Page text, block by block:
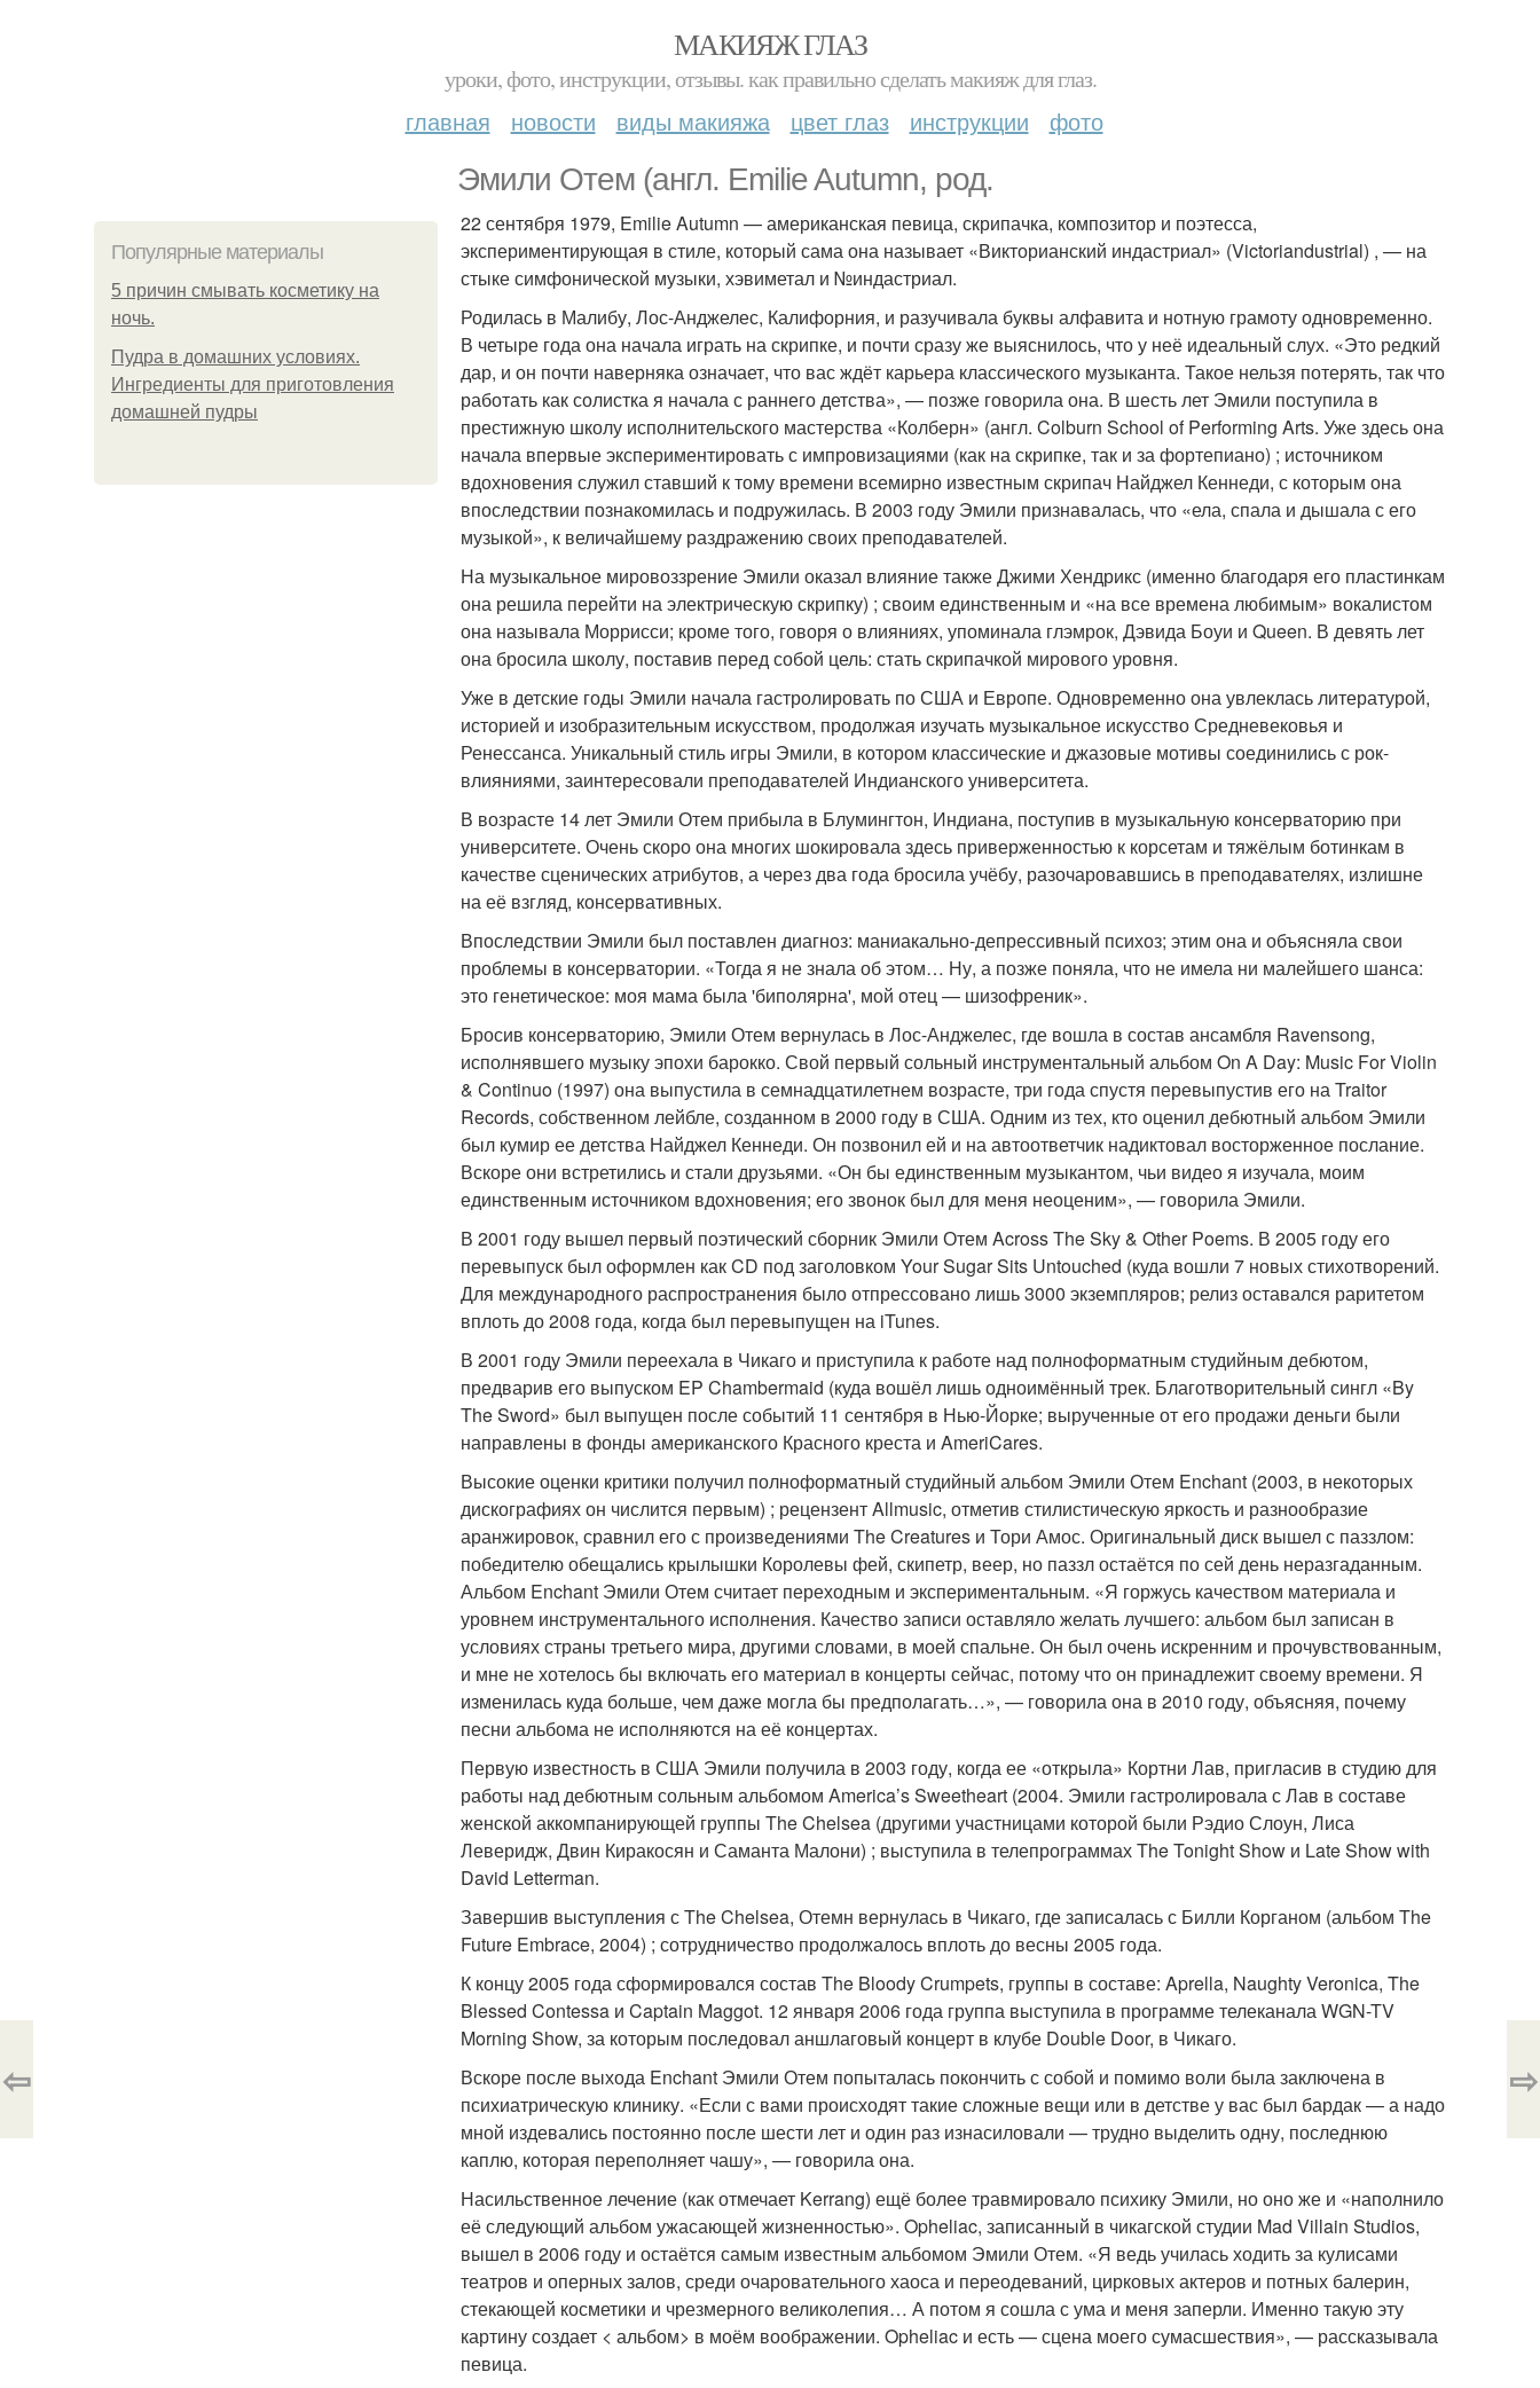
МАКИЯЖ ГЛАЗ
уроки, фото, инструкции, отзывы. как правильно сделать макияж для глаз.
главная новости виды макияжа цвет глаз инструкции фото
Эмили Отем (англ. Emilie Autumn, род.
Популярные материалы
5 причин смывать косметику на
ночь.
Пудра в домашних условиях.
Ингредиенты для приготовления
домашней пудры
22 сентября 1979, Emilie Autumn — американская певица, скрипачка, композитор и поэтесса,
экспериментирующая в стиле, который сама она называет «Викторианский индастриал» (Victoriandustrial) , — на
стыке симфонической музыки, хэвиметал и №индастриал.
Родилась в Малибу, Лос-Анджелес, Калифорния, и разучивала буквы алфавита и нотную грамоту одновременно.
В четыре года она начала играть на скрипке, и почти сразу же выяснилось, что у неё идеальный слух. «Это редкий
дар, и он почти наверняка означает, что вас ждёт карьера классического музыканта. Такое нельзя потерять, так что
работать как солистка я начала с раннего детства», — позже говорила она. В шесть лет Эмили поступила в
престижную школу исполнительского мастерства «Колберн» (англ. Colburn School of Performing Arts. Уже здесь она
начала впервые экспериментировать с импровизациями (как на скрипке, так и за фортепиано) ; источником
вдохновения служил ставший к тому времени всемирно известным скрипач Найджел Кеннеди, с которым она
впоследствии познакомилась и подружилась. В 2003 году Эмили признавалась, что «ела, спала и дышала с его
музыкой», к величайшему раздражению своих преподавателей.
На музыкальное мировоззрение Эмили оказал влияние также Джими Хендрикс (именно благодаря его пластинкам
она решила перейти на электрическую скрипку) ; своим единственным и «на все времена любимым» вокалистом
она называла Моррисси; кроме того, говоря о влияниях, упоминала глэмрок, Дэвида Боуи и Queen. В девять лет
она бросила школу, поставив перед собой цель: стать скрипачкой мирового уровня.
Уже в детские годы Эмили начала гастролировать по США и Европе. Одновременно она увлеклась литературой,
историей и изобразительным искусством, продолжая изучать музыкальное искусство Средневековья и
Ренессанса. Уникальный стиль игры Эмили, в котором классические и джазовые мотивы соединились с рок-
влияниями, заинтересовали преподавателей Индианского университета.
В возрасте 14 лет Эмили Отем прибыла в Блумингтон, Индиана, поступив в музыкальную консерваторию при
университете. Очень скоро она многих шокировала здесь приверженностью к корсетам и тяжёлым ботинкам в
качестве сценических атрибутов, а через два года бросила учёбу, разочаровавшись в преподавателях, излишне
на её взгляд, консервативных.
Впоследствии Эмили был поставлен диагноз: маниакально-депрессивный психоз; этим она и объясняла свои
проблемы в консерватории. «Тогда я не знала об этом… Ну, а позже поняла, что не имела ни малейшего шанса:
это генетическое: моя мама была 'биполярна', мой отец — шизофреник».
Бросив консерваторию, Эмили Отем вернулась в Лос-Анджелес, где вошла в состав ансамбля Ravensong,
исполнявшего музыку эпохи барокко. Свой первый сольный инструментальный альбом On A Day: Music For Violin
& Continuo (1997) она выпустила в семнадцатилетнем возрасте, три года спустя перевыпустив его на Traitor
Records, собственном лейбле, созданном в 2000 году в США. Одним из тех, кто оценил дебютный альбом Эмили
был кумир ее детства Найджел Кеннеди. Он позвонил ей и на автоответчик надиктовал восторженное послание.
Вскоре они встретились и стали друзьями. «Он бы единственным музыкантом, чьи видео я изучала, моим
единственным источником вдохновения; его звонок был для меня неоценим», — говорила Эмили.
В 2001 году вышел первый поэтический сборник Эмили Отем Across The Sky & Other Poems. В 2005 году его
перевыпуск был оформлен как CD под заголовком Your Sugar Sits Untouched (куда вошли 7 новых стихотворений.
Для международного распространения было отпрессовано лишь 3000 экземпляров; релиз оставался раритетом
вплоть до 2008 года, когда был перевыпущен на iTunes.
В 2001 году Эмили переехала в Чикаго и приступила к работе над полноформатным студийным дебютом,
предварив его выпуском EP Chambermaid (куда вошёл лишь одноимённый трек. Благотворительный сингл «By
The Sword» был выпущен после событий 11 сентября в Нью-Йорке; вырученные от его продажи деньги были
направлены в фонды американского Красного креста и AmeriCares.
Высокие оценки критики получил полноформатный студийный альбом Эмили Отем Enchant (2003, в некоторых
дискографиях он числится первым) ; рецензент Allmusic, отметив стилистическую яркость и разнообразие
аранжировок, сравнил его с произведениями The Creatures и Тори Амос. Оригинальный диск вышел с паззлом:
победителю обещались крылышки Королевы фей, скипетр, веер, но паззл остаётся по сей день неразгаданным.
Альбом Enchant Эмили Отем считает переходным и экспериментальным. «Я горжусь качеством материала и
уровнем инструментального исполнения. Качество записи оставляло желать лучшего: альбом был записан в
условиях страны третьего мира, другими словами, в моей спальне. Он был очень искренним и прочувствованным,
и мне не хотелось бы включать его материал в концерты сейчас, потому что он принадлежит своему времени. Я
изменилась куда больше, чем даже могла бы предполагать…», — говорила она в 2010 году, объясняя, почему
песни альбома не исполняются на её концертах.
Первую известность в США Эмили получила в 2003 году, когда ее «открыла» Кортни Лав, пригласив в студию для
работы над дебютным сольным альбомом America’s Sweetheart (2004. Эмили гастролировала с Лав в составе
женской аккомпанирующей группы The Chelsea (другими участницами которой были Рэдио Слоун, Лиса
Леверидж, Двин Киракосян и Саманта Малони) ; выступила в телепрограммах The Tonight Show и Late Show with
David Letterman.
Завершив выступления с The Chelsea, Отемн вернулась в Чикаго, где записалась с Билли Корганом (альбом The
Future Embrace, 2004) ; сотрудничество продолжалось вплоть до весны 2005 года.
К концу 2005 года сформировался состав The Bloody Crumpets, группы в составе: Aprella, Naughty Veronica, The
Blessed Contessa и Captain Maggot. 12 января 2006 года группа выступила в программе телеканала WGN-TV
Morning Show, за которым последовал аншлаговый концерт в клубе Double Door, в Чикаго.
Вскоре после выхода Enchant Эмили Отем попыталась покончить с собой и помимо воли была заключена в
психиатрическую клинику. «Если с вами происходят такие сложные вещи или в детстве у вас был бардак — а надо
мной издевались постоянно после шести лет и один раз изнасиловали — трудно выделить одну, последнюю
каплю, которая переполняет чашу», — говорила она.
Насильственное лечение (как отмечает Kerrang) ещё более травмировало психику Эмили, но оно же и «наполнило
её следующий альбом ужасающей жизненностью». Opheliac, записанный в чикагской студии Mad Villain Studios,
вышел в 2006 году и остаётся самым известным альбомом Эмили Отем. «Я ведь училась ходить за кулисами
театров и оперных залов, среди очаровательного хаоса и переодеваний, цирковых актеров и потных балерин,
стекающей косметики и чрезмерного великолепия… А потом я сошла с ума и меня заперли. Именно такую эту
картину создает < альбом> в моём воображении. Opheliac и есть — сцена моего сумасшествия», — рассказывала
певица.
⇦ ⇨